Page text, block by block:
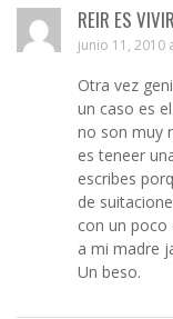
REIR ES VIVIR
junio 11,
Otra vez
un caso es
no son muy
es teneer
escribes
de
con un poco
a mi madre
Un beso.